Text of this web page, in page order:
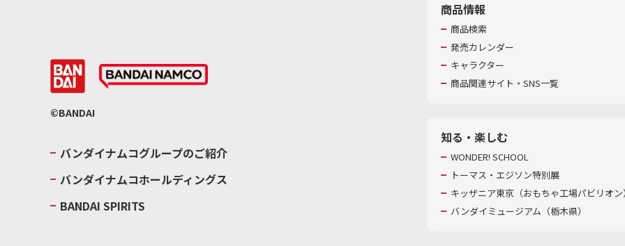
©BANDAI
バンダイナムコグループのご紹介
バンダイナムコホールディングス
BANDAI SPIRITS
商品情報
商品検索
発売カレンダー
キャラクター
商品関連サイト・SNS一覧
知る・楽しむ
WONDER! SCHOOL
トーマス・エジソン特別展
キッザニア東京（おもちゃ工場パビリオ
バンダイミュージアム（栃木県）